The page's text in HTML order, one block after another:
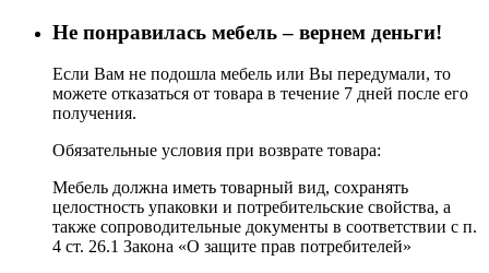
Не понравилась мебель – вернем деньги!
Если Вам не подошла мебель или Вы передумали, то
можете отказаться от товара в течение 7 дней после его
получения.
Обязательные условия при возврате товара:
Мебель должна иметь товарный вид, сохранять
целостность упаковки и потребительские свойства, а
также сопроводительные документы в соответствии с п.
4 ст. 26.1 Закона «О защите прав потребителей»